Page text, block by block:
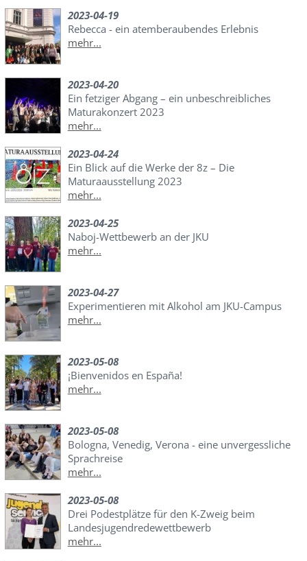
2023-04-19
Rebecca - ein atemberaubendes Erlebnis
mehr...
2023-04-20
Ein fetziger Abgang – ein unbeschreibliches
Maturakonzert 2023
mehr...
2023-04-24
Ein Blick auf die Werke der 8z – Die
Maturaausstellung 2023
mehr...
2023-04-25
Naboj-Wettbewerb an der JKU
mehr...
2023-04-27
Experimentieren mit Alkohol am JKU-Campus
mehr...
2023-05-08
¡Bienvenidos en España!
mehr...
2023-05-08
Bologna, Venedig, Verona - eine unvergessliche
Sprachreise
mehr...
2023-05-08
Drei Podestplätze für den K-Zweig beim
Landesjugendredewettbewerb
mehr...